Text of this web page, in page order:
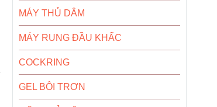
MÁY THỦ DÂM
MÁY RUNG ĐẦU KHẤC
COCKRING
GEL BÔI TRƠN